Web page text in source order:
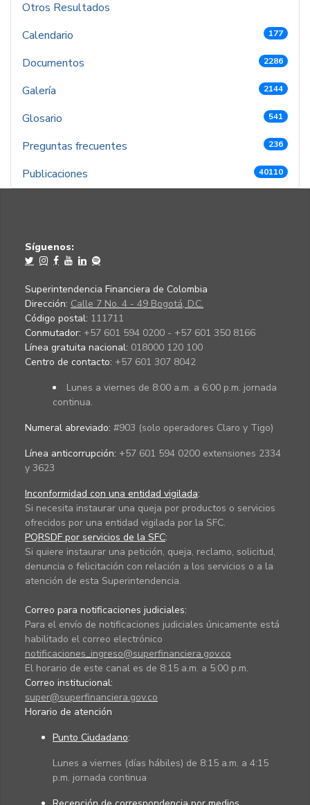
Otros Resultados
Calendario
177
Documentos 2286
Galería 2144
Glosario 541
Preguntas frecuentes 236
Publicaciones 40110
Síguenos:
Superintendencia Financiera de Colombia
Dirección: Calle 7 No. 4 - 49 Bogotá, D.C.
Código postal: 111711
Conmutador: +57 601 594 0200 - +57 601 350 8166
Línea gratuita nacional: 018000 120 100
Centro de contacto: +57 601 307 8042
Lunes a viernes de 8:00 a.m. a 6:00 p.m. jornada
continua.
Numeral abreviado: #903 (solo operadores Claro y Tigo)
Línea anticorrupción: +57 601 594 0200 extensiones 2334
y 3623
Inconformidad con una entidad vigilada:
Si necesita instaurar una queja por productos o servicios
ofrecidos por una entidad vigilada por la SFC.
PQRSDF por servicios de la SFC:
Si quiere instaurar una petición, queja, reclamo, solicitud,
denuncia o felicitación con relación a los servicios o a la
atención de esta Superintendencia.
Correo para notificaciones judiciales:
Para el envío de notificaciones judiciales únicamente está
habilitado el correo electrónico
notificaciones_ingreso@superfinanciera.gov.co
El horario de este canal es de 8:15 a.m. a 5:00 p.m.
Correo institucional:
super@superfinanciera.gov.co
Horario de atención
Punto Ciudadano:
Lunes a viernes (días hábiles) de 8:15 a.m. a 4:15
p.m. jornada continua